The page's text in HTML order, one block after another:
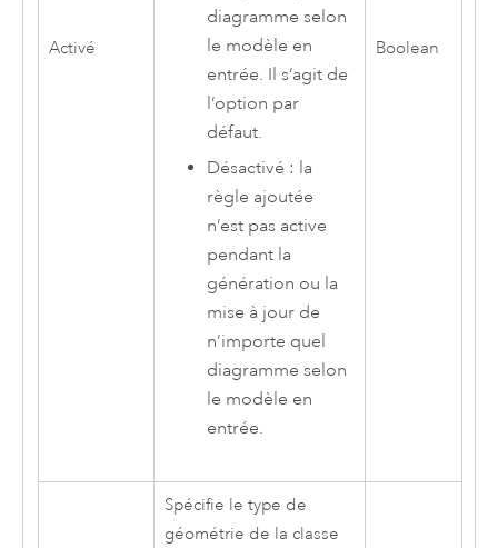
Activé
diagramme selon
le modèle en
entrée. Il s’agit de
l’option par
défaut.
Désactivé : la
règle ajoutée
n’est pas active
pendant la
génération ou la
mise à jour de
n’importe quel
diagramme selon
le modèle en
entrée.
Boolean
Spécifie le type de
géométrie de la classe